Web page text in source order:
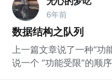
6年前
数据结构之队列
上一篇文章说了一种“
说一个 “功能受限”的顺